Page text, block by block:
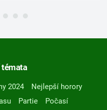
2024
Nejlepší horory
Partie
Počasí